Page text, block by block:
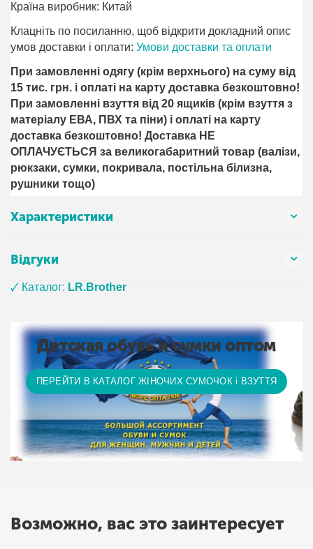
Країна виробник: Китай
Клацніть по посиланню, щоб відкрити докладний опис
умов доставки і оплати:Умови доставки та оплати
При замовленні одягу (крім верхнього) на суму від
15 тис. грн. і оплаті на карту доставка безкоштовно!
При замовленні взуття від 20 ящиків (крім взуття з
матеріалу ЕВА, ПВХ та піни) і оплаті на карту
доставка безкоштовно! Доставка НЕ ​​
ОПЛАЧУЄТЬСЯ за великогабаритний товар (валізи,
рюкзаки, сумки, покривала, постільна білизна,
рушники тощо)
Характеристики
Відгуки
🗸 Каталог: LR.Brother
Детская обувь и сумки оптом
ПЕРЕЙТИ В КАТАЛОГ ЖІНОЧИХ СУМОЧОК і ВЗУТТЯ
Возможно, вас это заинтересует